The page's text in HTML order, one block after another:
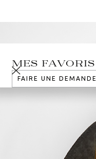
MES FAVORIS
FAIRE UNE DEMANDE